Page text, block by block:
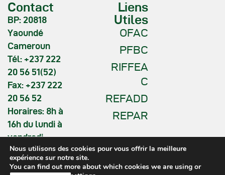
Contact
BP: 20818
Yaoundé
Cameroun
Tél: +237 222
20 56 51(52)
Fax: +237 222
20 56 52
Horaires: 8h à
16h du lundi à
vendredi
Liens
Utiles
OFAC
PFBC
RIFFEA
C
REFADD
REPAR
Nous utilisons des cookies pour vous offrir la meilleure
expérience sur notre site.
You can find out more about which cookies we are using or